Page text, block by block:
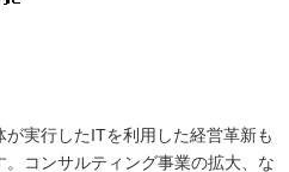
実行したITを利用した経営革新も
コンサルティング事業の拡大、な